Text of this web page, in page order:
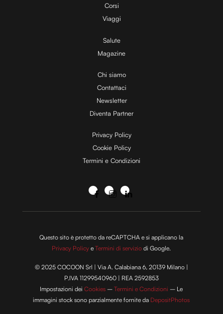
Corsi
Viaggi
Salute
Magazine
Chi siamo
Contattaci
Newsletter
Diventa Partner
Privacy Policy
Cookie Policy
Termini e Condizioni
Questo sito è protetto da reCAPTCHA e si applicano la
Privacy Policy eTermini di servizio di Google.
© 2025 COCOON Srl | Via A. Calabiana 6, 20139 Milano |
P.IVA 11299540960 | REA 2592853
Impostazioni deiCookies –Termini e Condizioni – Le
immagini stock sono parzialmente fornite da DepositPhotos